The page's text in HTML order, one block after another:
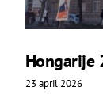
Hongarije
23 april 2026